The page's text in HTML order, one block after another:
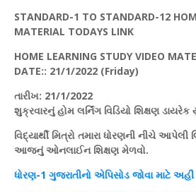
STANDARD-1 TO STANDARD-12
MATERIAL TODAYS LINK
HOME LEARNING STUDY VIDEO
DATE:: 21/1/2022 (Friday)
તારીખ: 21/1/2022
શુક્રવારનુંહોમ લર્નિંગ વિડિયો શિક્ષણ ડાયરેક
વિદ્યાર્થી મિત્રો તમારા ધોરણની નીચે આપેલી
આજનુંઓનલાઈન શિક્ષણ મેળવો.
ધોરણ-1 ગુજરાતીનો એપિસોડ જોવા માટે અહીં